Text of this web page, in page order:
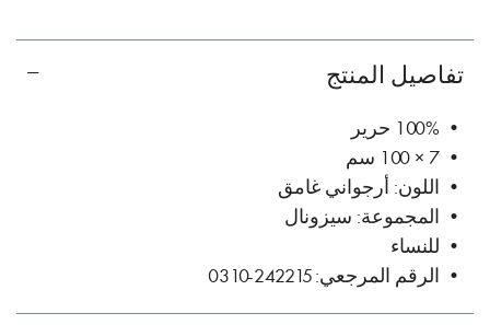
تفاصيل المنتج
• 100% حرير
• 7 × 100 سم
• اللون: أرجواني غامق
• المجموعة: سيزونال
• للنساء
• الرقم المرجعي: 242215-0310